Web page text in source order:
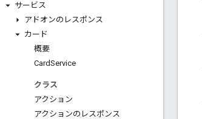
サービス
アドオンのレスポンス
カード
概要
CardService
クラス
アクション
アクションのレスポンス